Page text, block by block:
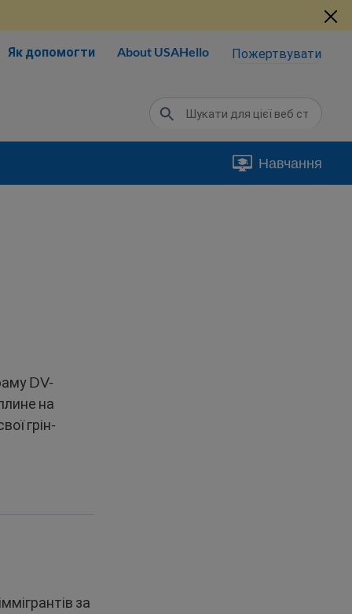
Як допомогти About USAHello Пожертвувати
Навчання
DV-
на
грін-
за